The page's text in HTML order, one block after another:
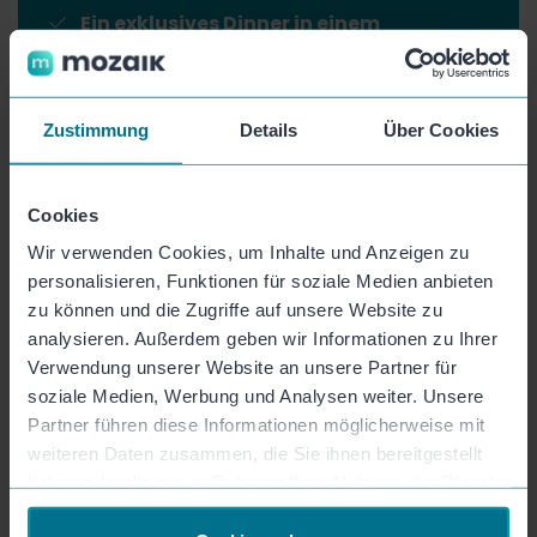
Zustimmung Details Über Cookies
Cookies
Wir verwenden Cookies, um Inhalte und Anzeigen zu
personalisieren, Funktionen für soziale Medien anbieten
zu können und die Zugriffe auf unsere Website zu
analysieren. Außerdem geben wir Informationen zu Ihrer
Verwendung unserer Website an unsere Partner für
soziale Medien, Werbung und Analysen weiter. Unsere
Partner führen diese Informationen möglicherweise mit
weiteren Daten zusammen, die Sie ihnen bereitgestellt
haben oder die sie im Rahmen Ihrer Nutzung der Dienste
gesammelt haben.
Ein exklusives Dinner in einem
separaten, ruhigen Raum:
Ein hochwertiges 3-Gänge-Menü in
Networking & fachlicher Austausch auf
führenden Unternehmen, tausche dich
zu den neuesten Trends für 2026 aus.
📍Location: KMH World -Hasengasse
5-7, 60311 Frankfurt am Main
🎟 Die Anmeldung ist kostenfrei, aber
auf 25 Plätze limitiert!